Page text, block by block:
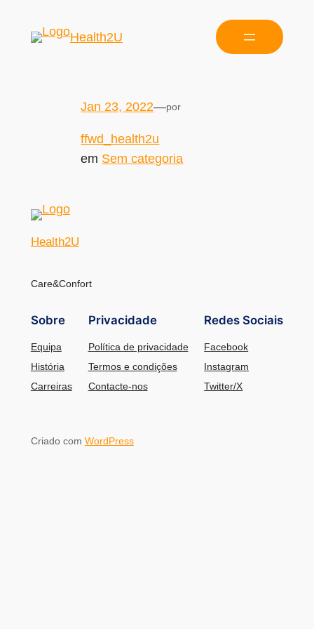
Health2U
Jan 23, 2022—por
ffwd_health2u
em Sem categoria
Health2U
Care&Confort
Sobre
Equipa
História
Carreiras
Privacidade
Política de privacidade
Termos e condições
Contacte-nos
Redes Sociais
Facebook
Instagram
Twitter/X
Criado com WordPress